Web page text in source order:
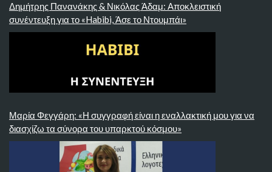
Δημήτρης Πανανάκης & Νικόλας Άδαμ: Αποκλειστική
συνέντευξη για το «Habibi, Άσε το Ντουμπάι»
Μαρία Φεγγάρη: «Η συγγραφή είναι η εναλλακτική μου για να
διασχίζω τα σύνορα του υπαρκτού κόσμου»